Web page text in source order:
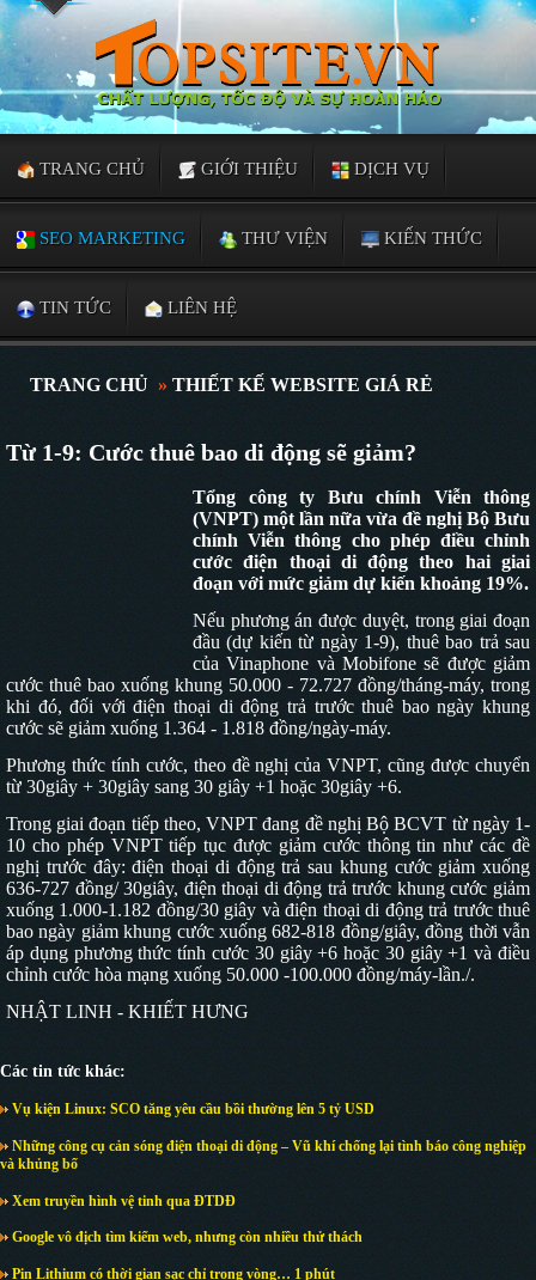
TRANG CHỦ GIỚI THIỆU DỊCH VỤ
SEO MARKETING THƯ VIỆN KIẾN THỨC
TIN TỨC LIÊN HỆ
TRANG CHỦ » THIẾT KẾ WEBSITE GIÁ RẺ
Từ 1-9: Cước thuê bao di động sẽ giảm?
Tổng công ty Bưu chính Viễn thông
(VNPT) một lần nữa vừa đề nghị Bộ Bưu
chính Viễn thông cho phép điều chỉnh
cước điện thoại di động theo hai giai
đoạn với mức giảm dự kiến khoảng 19%.
Nếu phương án được duyệt, trong giai đoạn
đầu (dự kiến từ ngày 1-9), thuê bao trả sau
của Vinaphone và Mobifone sẽ được giảm
cước thuê bao xuống khung 50.000 - 72.727 đồng/tháng-máy, trong
khi đó, đối với điện thoại di động trả trước thuê bao ngày khung
cước sẽ giảm xuống 1.364 - 1.818 đồng/ngày-máy.
Phương thức tính cước, theo đề nghị của VNPT, cũng được chuyển
từ 30giây + 30giây sang 30 giây +1 hoặc 30giây +6.
Trong giai đoạn tiếp theo, VNPT đang đề nghị Bộ BCVT từ ngày 1-
10 cho phép VNPT tiếp tục được giảm cước thông tin như các đề
nghị trước đây: điện thoại di động trả sau khung cước giảm xuống
636-727 đồng/ 30giây, điện thoại di động trả trước khung cước giảm
xuống 1.000-1.182 đồng/30 giây và điện thoại di động trả trước thuê
bao ngày giảm khung cước xuống 682-818 đồng/giây, đồng thời vẫn
áp dụng phương thức tính cước 30 giây +6 hoặc 30 giây +1 và điều
chỉnh cước hòa mạng xuống 50.000 -100.000 đồng/máy-lần./.
NHẬT LINH - KHIẾT HƯNG
Các tin tức khác:
Vụ kiện Linux: SCO tăng yêu cầu bồi thường lên 5 tỷ USD
Những công cụ cản sóng điện thoại di động – Vũ khí chống lại tình báo công nghiệp
và khủng bố
Xem truyền hình vệ tinh qua ĐTDĐ
Google vô địch tìm kiếm web, nhưng còn nhiều thử thách
Pin Lithium có thời gian sạc chỉ trong vòng… 1 phút